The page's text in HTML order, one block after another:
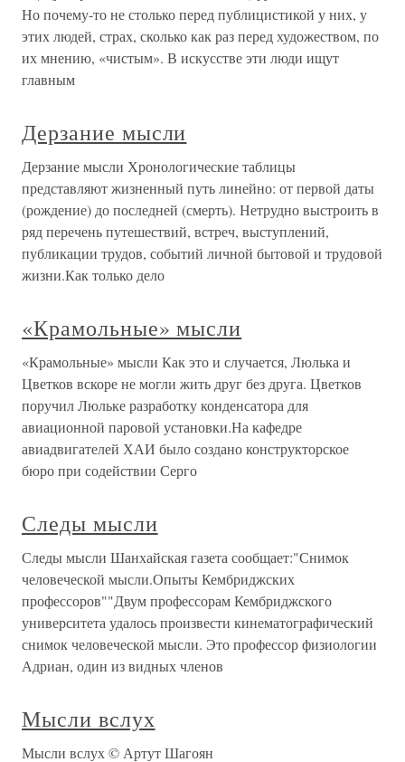
Но почему-то не столько перед публицистикой у них, у
этих людей, страх, сколько как раз перед художеством, по
их мнению, «чистым». В искусстве эти люди ищут
главным
Дерзание мысли
Дерзание мысли Хронологические таблицы
представляют жизненный путь линейно: от первой даты
(рождение) до последней (смерть). Нетрудно выстроить в
ряд перечень путешествий, встреч, выступлений,
публикации трудов, событий личной бытовой и трудовой
жизни.Как только дело
«Крамольные» мысли
«Крамольные» мысли Как это и случается, Люлька и
Цветков вскоре не могли жить друг без друга. Цветков
поручил Люльке разработку конденсатора для
авиационной паровой установки.На кафедре
авиадвигателей ХАИ было создано конструкторское
бюро при содействии Серго
Следы мысли
Следы мысли Шанхайская газета сообщает:"Снимок
человеческой мысли.Опыты Кембриджских
профессоров""Двум профессорам Кембриджского
университета удалось произвести кинематографический
снимок человеческой мысли. Это профессор физиологии
Адриан, один из видных членов
Мысли вслух
Мысли вслух © Артут Шагоян